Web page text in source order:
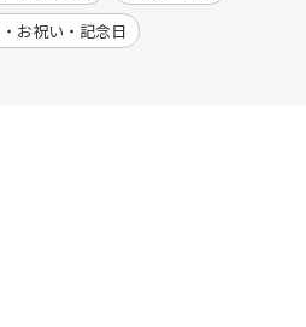
お祝い・記念日